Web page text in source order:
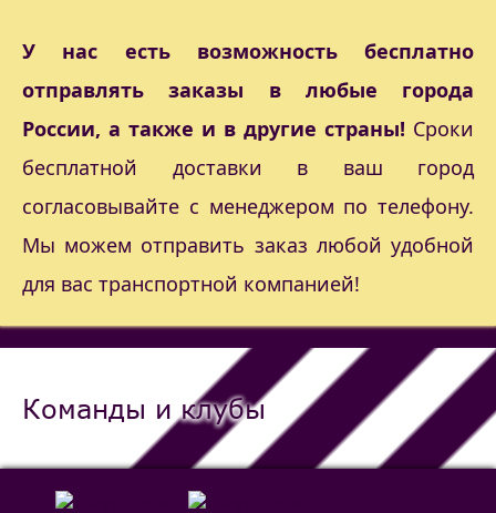
У нас есть возможность бесплатно
отправлять заказы в любые города
России, а также и в другие страны! Сроки
бесплатной доставки в ваш город
согласовывайте с менеджером по телефону.
Мы можем отправить заказ любой удобной
для вас транспортной компанией!
Команды и клубы